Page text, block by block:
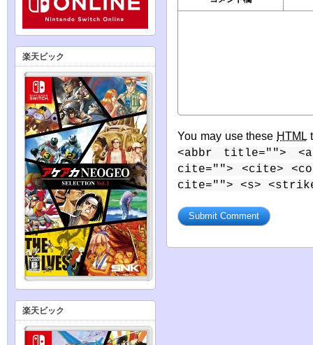
You may use these HTML
<abbr title="">
cite=""> <cite>
cite=""> <s>
楽天ビック
楽天ビック